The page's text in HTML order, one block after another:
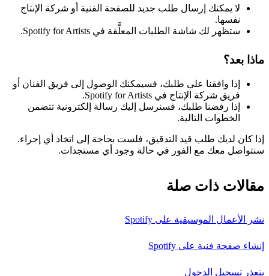
لا يمكنك إرسال طلب جديد للصفحة الفنية أو شركة الإنتاج
نفسها.
ستظهر لك شاشة الطلبات المعلَّقة في Spotify for Artists.
ماذا بعد؟
إذا وافقنا على طلبك، فسيمكنك الوصول إلى فريق الفنان أو
فريق شركة الإنتاج في Spotify for Artists.
إذا رفضنا طلبك، فسنرسل إليك رسالة إلكترونية تتضمن
الخطوات التالية.
إذا كان لديك طلب قيد التدقيق، فلست بحاجة إلى اتخاذ أي إجراء.
سنتواصل معك مع الفور في حالة وجود أي مستجدات.
مقالات ذات صلة
نشر الأعمال الموسيقية على Spotify
إنشاء صفحة فنية على Spotify
يتعذر تسجيل الدخول